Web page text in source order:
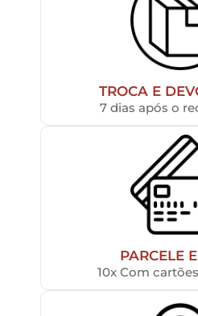
TROCA E
7 dias após o
PARCELE
10x Com